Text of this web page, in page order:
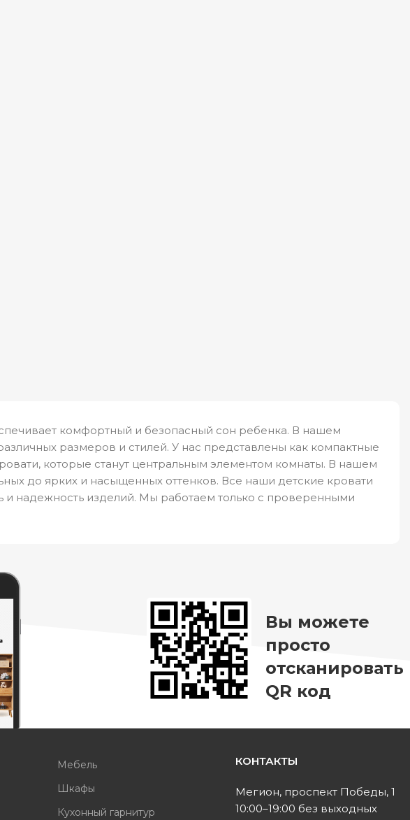
комфортный и безопасный сон ребенка. В нашем
размеров и стилей. У нас представлены как компактные
которые станут центральным элементом комнаты. В нашем
до ярких и насыщенных оттенков. Все наши детские кровати
и надежность изделий. Мы работаем только с проверенными
Вы можете
просто
отсканировать
QR код
Мебель
Шкафы
Кухонный гарнитур
КОНТАКТЫ
Мегион, проспект Победы, 1
10:00–19:00 без выходных